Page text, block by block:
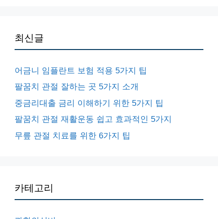
최신글
어금니 임플란트 보험 적용 5가지 팁
팔꿈치 관절 잘하는 곳 5가지 소개
중금리대출 금리 이해하기 위한 5가지 팁
팔꿈치 관절 재활운동 쉽고 효과적인 5가지
무릎 관절 치료를 위한 6가지 팁
카테고리